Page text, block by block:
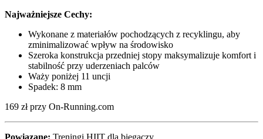
Najważniejsze Cechy:
Wykonane z materiałów pochodzących z recyklingu, aby
zminimalizować wpływ na środowisko
Szeroka konstrukcja przedniej stopy maksymalizuje komfort i
stabilność przy uderzeniach palców
Waży poniżej 11 uncji
Spadek: 8 mm
169 zł przy On-Running.com
Powiązane: Treningi HIIT dla biegaczy